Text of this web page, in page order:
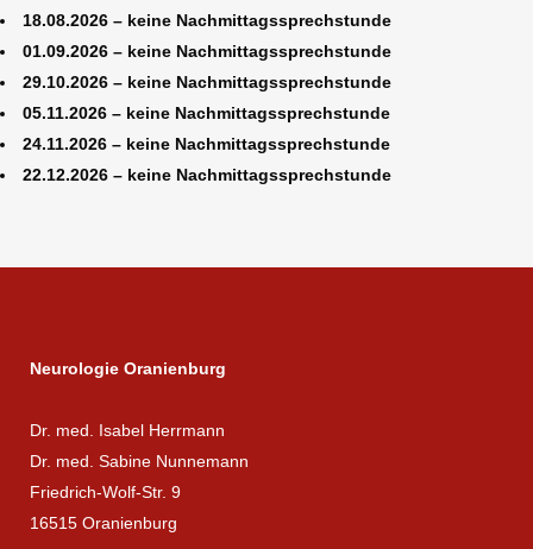
18.08.2026 – keine Nachmittagssprechstunde
01.09.2026 – keine Nachmittagssprechstunde
29.10.2026 – keine Nachmittagssprechstunde
05.11.2026 – keine Nachmittagssprechstunde
24.11.2026 – keine Nachmittagssprechstunde
22.12.2026 – keine Nachmittagssprechstunde
Neurologie Oranienburg
Dr. med. Isabel Herrmann
Dr. med. Sabine Nunnemann
Friedrich-Wolf-Str. 9
16515 Oranienburg